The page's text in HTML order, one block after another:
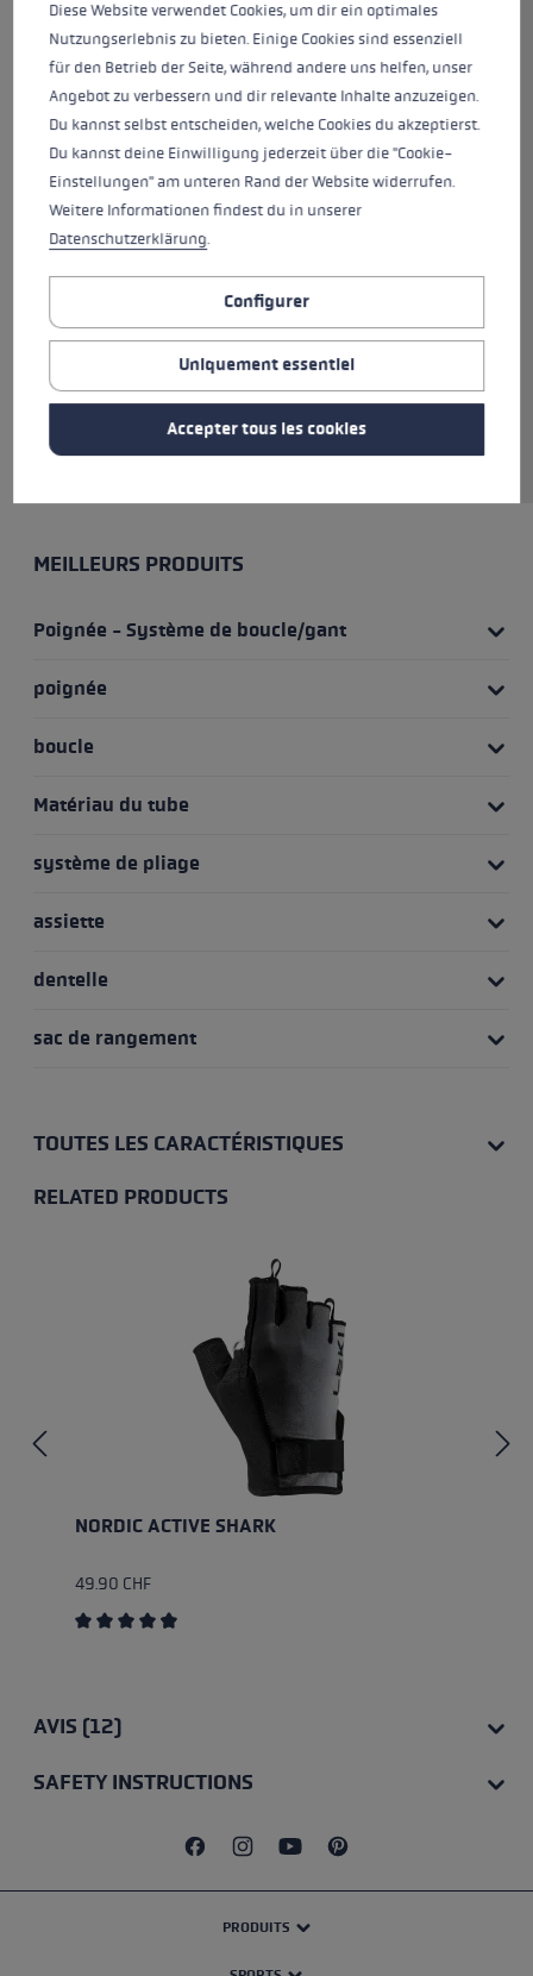
nouveau Nordic Shark. Une
technologie de poignées et de
dragonnes parfaite, conçue pour
les disciplines nordiques. Grâce à
cette nouvelle poignée, vous
bénéficiez d'un guidage précis,
d'un contrôle et d'un transfert
de force sur le bâton qui
permettent de gagner en
efficacité lors de votre
entraînement. Le bouton-
poussoir permet de plier le bâton
en un clin d'œil et de le ramener
à une taille de 35 cm. Testez le
compagnon de voyage optimal
et expérimentez l'excellence !
MEILLEURS PRODUITS
Poignée - Système de boucle/gant
poignée
boucle
Matériau du tube
système de pliage
assiette
dentelle
sac de rangement
TOUTES LES CARACTÉRISTIQUES
RELATED PRODUCTS
NORDIC ACTIVE SHARK
49.90 CHF
AVIS (12)
SAFETY INSTRUCTIONS
PRODUITS
Diese Website verwendet Cookies, um dir ein optimales
Nutzungserlebnis zu bieten. Einige Cookies sind essenziell
für den Betrieb der Seite, während andere uns helfen, unser
Angebot zu verbessern und dir relevante Inhalte anzuzeigen.
Du kannst selbst entscheiden, welche Cookies du akzeptierst.
Du kannst deine Einwilligung jederzeit über die "Cookie-
Einstellungen" am unteren Rand der Website widerrufen.
Weitere Informationen findest du in unserer
Datenschutzerklärung.
Configurer
Uniquement essentiel
Accepter tous les cookies